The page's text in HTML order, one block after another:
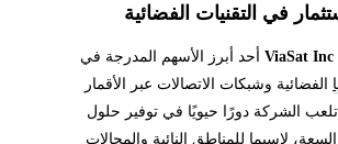
في التقنيات الفضائية
أحد أبرز الأسهم المدرجة في
الفضائية وشبكات الاتصالات عبر الأقمار
الشركة دورًا حيويًا في توفير حلول
لاسيما للمناطق النائية والمجالات